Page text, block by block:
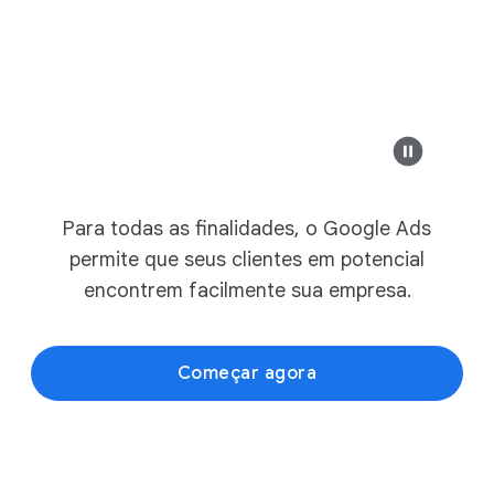
Liquida
Confira as
Safesure Bank
exemplosdenegocios.
com.br
Sofás modernos
Móveis modernos
Para todas as finalidades, o Google Ads
permite que seus clientes em potencial
encontrem facilmente sua empresa.
Começar agora